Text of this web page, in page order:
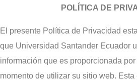
contenido
POLÍTICA DE
El presente Política de Privacidad
que Universidad Santander Ecuador
información que es proporcionada por
momento de utilizar su sitio web. Esta